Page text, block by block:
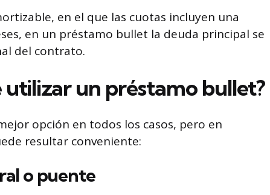
en el que las cuotas incluyen una
en un préstamo bullet la deuda principal se
del contrato.
utilizar un préstamo bullet?
opción en todos los casos, pero en
resultar conveniente:
o puente